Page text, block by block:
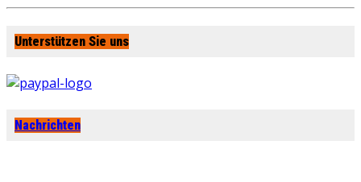
Unterstützen Sie uns
Nachrichten